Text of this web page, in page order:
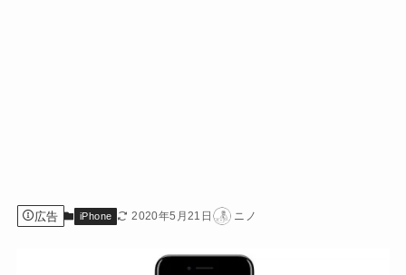
広告 iPhone 2020年5月21日 ニノ